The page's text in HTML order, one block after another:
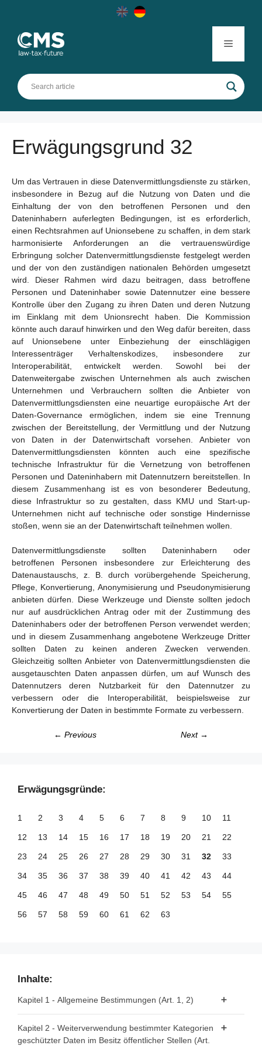
Menu
Erwägungsgrund 32
Um das Vertrauen in diese Datenvermittlungsdienste zu stärken,
insbesondere in Bezug auf die Nutzung von Daten und die
Einhaltung der von den betroffenen Personen und den
Dateninhabern auferlegten Bedingungen, ist es erforderlich,
einen Rechtsrahmen auf Unionsebene zu schaffen, in dem stark
harmonisierte Anforderungen an die vertrauenswürdige
Erbringung solcher Datenvermittlungsdienste festgelegt werden
und der von den zuständigen nationalen Behörden umgesetzt
wird. Dieser Rahmen wird dazu beitragen, dass betroffene
Personen und Dateninhaber sowie Datennutzer eine bessere
Kontrolle über den Zugang zu ihren Daten und deren Nutzung
im Einklang mit dem Unionsrecht haben. Die Kommission
könnte auch darauf hinwirken und den Weg dafür bereiten, dass
auf Unionsebene unter Einbeziehung der einschlägigen
Interessenträger Verhaltenskodizes, insbesondere zur
Interoperabilität, entwickelt werden. Sowohl bei der
Datenweitergabe zwischen Unternehmen als auch zwischen
Unternehmen und Verbrauchern sollten die Anbieter von
Datenvermittlungsdiensten eine neuartige europäische Art der
Daten-Governance ermöglichen, indem sie eine Trennung
zwischen der Bereitstellung, der Vermittlung und der Nutzung
von Daten in der Datenwirtschaft vorsehen. Anbieter von
Datenvermittlungsdiensten könnten auch eine spezifische
technische Infrastruktur für die Vernetzung von betroffenen
Personen und Dateninhabern mit Datennutzern bereitstellen. In
diesem Zusammenhang ist es von besonderer Bedeutung,
diese Infrastruktur so zu gestalten, dass KMU und Start-up-
Unternehmen nicht auf technische oder sonstige Hindernisse
stoßen, wenn sie an der Datenwirtschaft teilnehmen wollen.
Datenvermittlungsdienste sollten Dateninhabern oder
betroffenen Personen insbesondere zur Erleichterung des
Datenaustauschs, z. B. durch vorübergehende Speicherung,
Pflege, Konvertierung, Anonymisierung und Pseudonymisierung
anbieten dürfen. Diese Werkzeuge und Dienste sollten jedoch
nur auf ausdrücklichen Antrag oder mit der Zustimmung des
Dateninhabers oder der betroffenen Person verwendet werden;
und in diesem Zusammenhang angebotene Werkzeuge Dritter
sollten Daten zu keinen anderen Zwecken verwenden.
Gleichzeitig sollten Anbieter von Datenvermittlungsdiensten die
ausgetauschten Daten anpassen dürfen, um auf Wunsch des
Datennutzers deren Nutzbarkeit für den Datennutzer zu
verbessern oder die Interoperabilität, beispielsweise zur
Konvertierung der Daten in bestimmte Formate zu verbessern.
← Previous Next →
Erwägungsgründe:
1 2 3 4 5 6 7 8 9 10 11
12 13 14 15 16 17 18 19 20 21 22
23 24 25 26 27 28 29 30 31 32 33
34 35 36 37 38 39 40 41 42 43 44
45 46 47 48 49 50 51 52 53 54 55
56 57 58 59 60 61 62 63
Inhalte:
Kapitel 1 - Allgemeine Bestimmungen (Art. 1, 2)
Artikel 2 - Begriffsbestimmungen
Kapitel 2 - Weiterverwendung bestimmter Kategorien
geschützter Daten im Besitz öffentlicher Stellen (Art.